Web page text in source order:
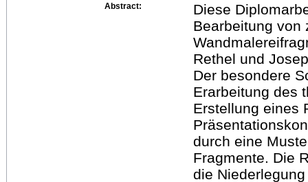
Abstract:
Diese
Bearbeitung von
Rethel und
Der besondere
Erarbeitung des
Erstellung eines
durch eine
Fragmente. Die
die